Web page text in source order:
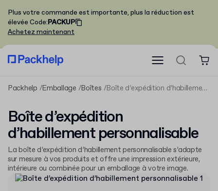
Plus votre commande est importante, plus la réduction est
élevée Code:PACKUP
Achetez maintenant
Packhelp Emballage Boîtes Boîte d’expédition d’habillement personnalisable
Boîte d’expédition
d’habillement personnalisable
La boîte d’expédition d’habillement personnalisable s’adapte
sur mesure à vos produits et offre une impression extérieure,
intérieure ou combinée pour un emballage à votre image.